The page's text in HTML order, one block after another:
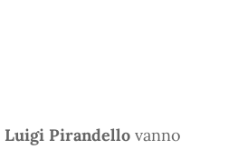
Luigi Pirandello vanno